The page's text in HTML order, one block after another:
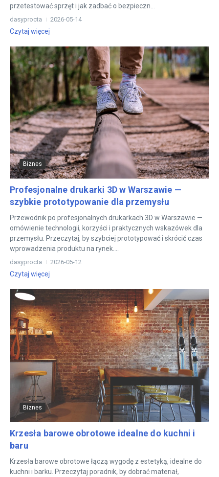
przetestować sprzęt i jak zadbać o bezpieczn...
dasyprocta 2026-05-14
Czytaj więcej
Biznes
Profesjonalne drukarki 3D w Warszawie —
szybkie prototypowanie dla przemysłu
Przewodnik po profesjonalnych drukarkach 3D w Warszawie —
omówienie technologii, korzyści i praktycznych wskazówek dla
przemysłu. Przeczytaj, by szybciej prototypować i skrócić czas
wprowadzenia produktu na rynek....
dasyprocta 2026-05-12
Czytaj więcej
Biznes
Krzesła barowe obrotowe idealne do kuchni i
baru
Krzesła barowe obrotowe łączą wygodę z estetyką, idealne do
kuchni i barku. Przeczytaj poradnik, by dobrać materiał,